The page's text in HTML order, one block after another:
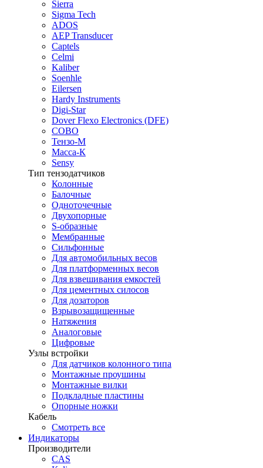
Sierra
Sigma Tech
ADOS
AEP Transducer
Captels
Celmi
Kaliber
Soenhle
Eilersen
Hardy Instruments
Digi-Star
Dover Flexo Electronics (DFE)
COBO
Тензо-М
Масса-К
Sensy
Тип тензодатчиков
Колонные
Балочные
Одноточечные
Двухопорные
S-образные
Мембранные
Сильфонные
Для автомобильных весов
Для платформенных весов
Для взвешивания емкостей
Для цементных силосов
Для дозаторов
Взрывозащищенные
Натяжения
Аналоговые
Цифровые
Узлы встройки
Для датчиков колонного типа
Монтажные проушины
Монтажные вилки
Подкладные пластины
Опорные ножки
Кабель
Смотреть все
Индикаторы
Производители
CAS